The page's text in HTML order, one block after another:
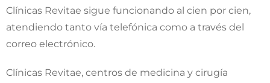
Clínicas Revitae sigue funcionando al cien por cien,
atendiendo tanto vía telefónica como a través del
correo electrónico.
Clínicas Revitae, centros de medicina y cirugía